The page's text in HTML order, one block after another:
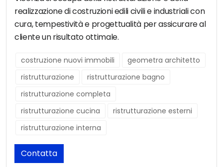
realizzazione di costruzioni edili civili e industriali con
cura, tempestività e progettualità per assicurare al
cliente un risultato ottimale.
costruzione nuovi immobili
geometra architetto
ristrutturazione
ristrutturazione bagno
ristrutturazione completa
ristrutturazione cucina
ristrutturazione esterni
ristrutturazione interna
Contatta